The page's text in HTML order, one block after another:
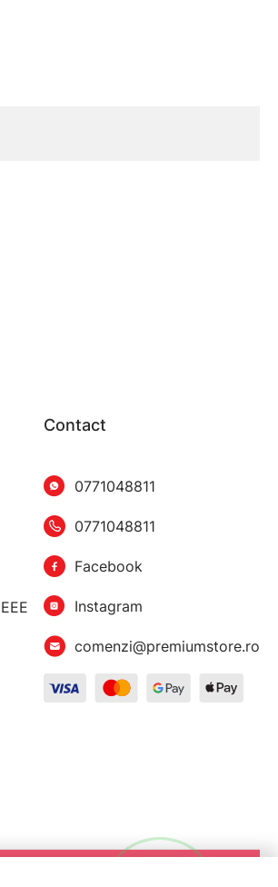
Contact
0771048811
0771048811
Facebook
Instagram
comenzi@premiumstore.ro